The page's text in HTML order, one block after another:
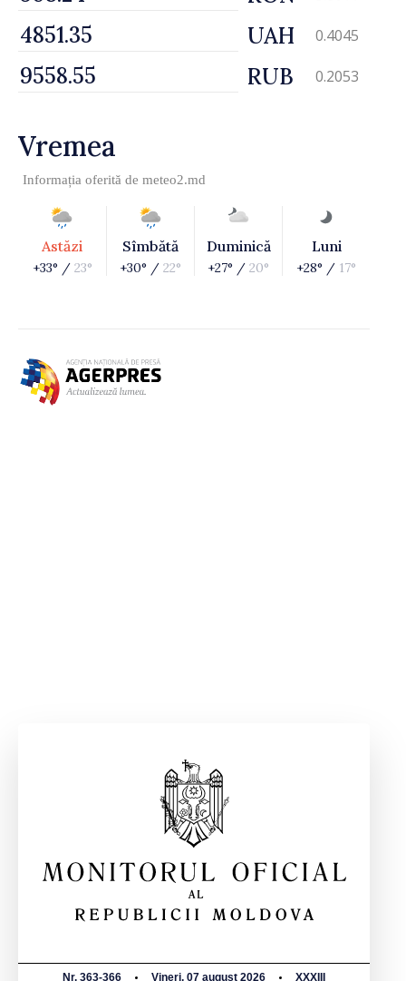
UAH 0.4045
RUB 0.2053
Vremea
Informația oferită de meteo2.md
Astăzi
+33° / 23°
Sîmbătă
+30° / 22°
Duminică
+27° / 20°
Luni
+28° / 17°
Nr. 363-366 Vineri, 07 august 2026 XXXIII